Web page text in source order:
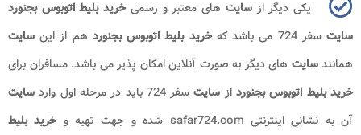
یکی دیگر ازسایت های معتبر و رسمیخرید بلیط اتوبوس بجنورد
سایتسفر 724 می باشد که خرید بلیط اتوبوس بجنورد هم از این سایت
همانندسایت های دیگر به صورت آنلاین امکان پذیر می باشد. مسافران برای
خرید بلیط اتوبوس بجنورداز سایت سفر 724 باید در مرحله اول وارد
سایت
آن به نشانی اینترنتی safar724.com شده و جهت تهیه وخرید بلیط